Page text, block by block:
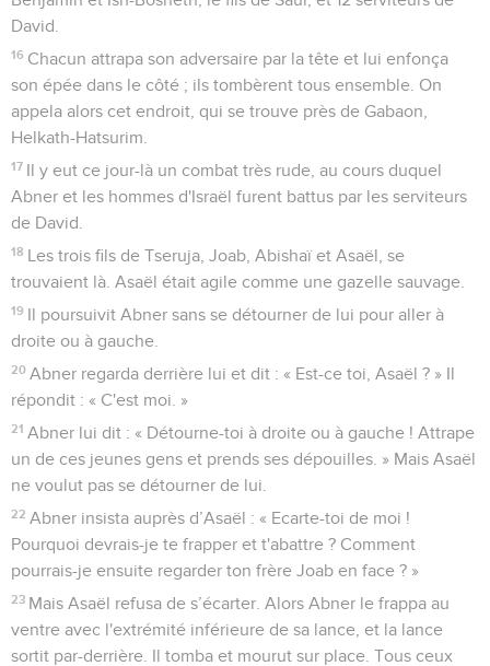
David.
16 Chacun attrapa son adversaire par la tête et lui enfonça
son épée dans le côté ; ils tombèrent tous ensemble. On
appela alors cet endroit, qui se trouve près de Gabaon,
Helkath-Hatsurim.
17 Il y eut ce jour-là un combat très rude, au cours duquel
Abner et les hommes d'Israël furent battus par les serviteurs
de David.
18 Les trois fils de Tseruja, Joab, Abishaï et Asaël, se
trouvaient là. Asaël était agile comme une gazelle sauvage.
19 Il poursuivit Abner sans se détourner de lui pour aller à
droite ou à gauche.
20 Abner regarda derrière lui et dit : « Est-ce toi, Asaël ? » Il
répondit : « C'est moi. »
21 Abner lui dit : « Détourne-toi à droite ou à gauche ! Attrape
un de ces jeunes gens et prends ses dépouilles. » Mais Asaël
ne voulut pas se détourner de lui.
22 Abner insista auprès d’Asaël : « Ecarte-toi de moi !
Pourquoi devrais-je te frapper et t'abattre ? Comment
pourrais-je ensuite regarder ton frère Joab en face ? »
23 Mais Asaël refusa de s’écarter. Alors Abner le frappa au
ventre avec l'extrémité inférieure de sa lance, et la lance
sortit par-derrière. Il tomba et mourut sur place. Tous ceux